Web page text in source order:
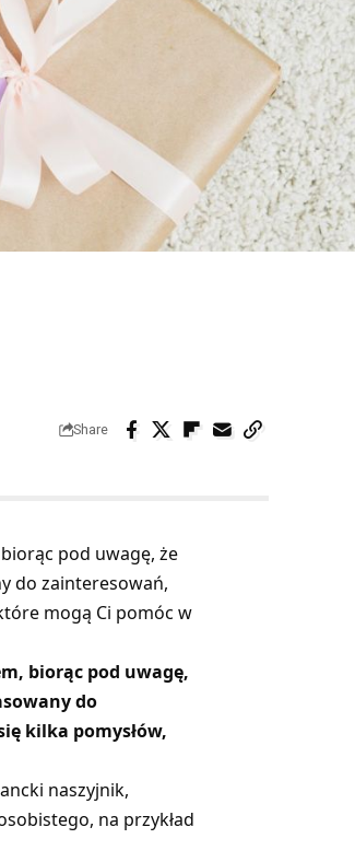
Share
pod uwagę, że
do zainteresowań,
mogą Ci pomóc w
biorąc pod uwagę,
do
kilka pomysłów,
naszyjnik,
na przykład